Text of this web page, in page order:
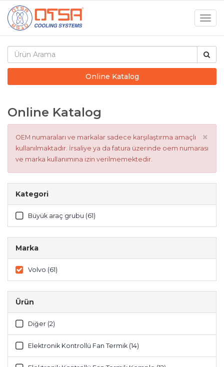
Online Katalog
Online Katalog
×
OEM numaraları ve markalar sadece karşılaştırma amaçlı
kullanılmaktadır. İrsaliye ya da fatura üzerinde oem numarası
ve marka kullanımına izin verilmemektedir.
Kategori
Büyük araç grubu (61)
Marka
Volvo (61)
Ürün
Diğer (2)
Elektronik Kontrollü Fan Termik (14)